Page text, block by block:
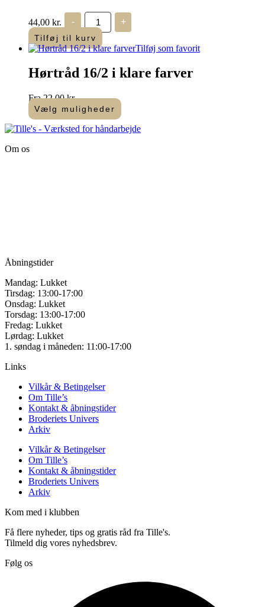
44,00 kr. -
Ekstra
stærk
polyestertråd
-
"Kineser
antal
+
Tilføj til kurv
Tilføj som favorit
Hørtråd 16/2 i klare farver
Fra22,00kr.
Vælg muligheder
Dette
vare
flere
Om os
Åbningstider
Mandag: Lukket
Tirsdag: 13:00-17:00
Onsdag: Lukket
Torsdag: 13:00-17:00
Fredag: Lukket
Lørdag: Lukket
1. søndag i måneden: 11:00-17:00
Links
Vilkår & Betingelser
Om Tille’s
Kontakt & åbningstider
Broderiets Univers
Arkiv
Vilkår & Betingelser
Om Tille’s
Kontakt & åbningstider
Broderiets Univers
Arkiv
Kom med i klubben
Få flere nyheder, tips og gratis råd fra Tille's.
Tilmeld dig vores nyhedsbrev.
Følg os